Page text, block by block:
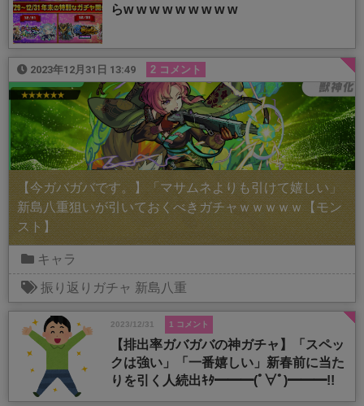
らw w w w w w w w w
2023年12月31日 13:49 2 コメント
【今ガバガバです。】「マサムネよりも引けて嬉しい」
新島八重狙いが引いておくべきガチャｗｗｗｗｗ【モン
スト】
キャラ
振り返りガチャ 新島八重
2023/12/31 1 コメント
【排出率ガバガバの神ガチャ】「スペッ
クは強い」「一番嬉しい」新春前に当た
りを引く人続出ｷﾀ━━━(ﾟ∀ﾟ)━━━!!